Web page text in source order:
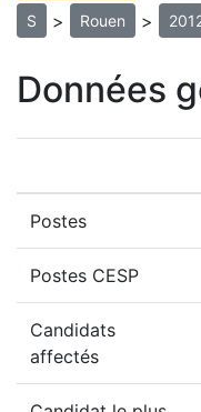
S > Rouen >
Données
Postes
Postes CESP
Candidats
affectés